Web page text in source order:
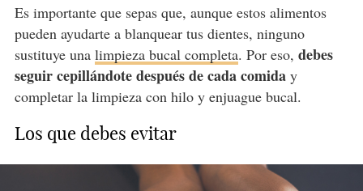
Es importante que sepas que, aunque estos alimentos
pueden ayudarte a blanquear tus dientes, ninguno
sustituye una limpieza bucal completa. Por eso, debes
seguir cepillándote después de cada comiday
completar la limpieza con hilo y enjuague bucal.
Los que debes evitar